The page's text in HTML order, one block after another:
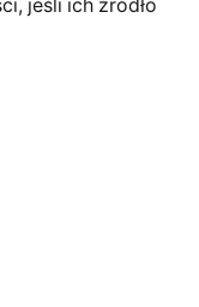
jeśli ich źródło